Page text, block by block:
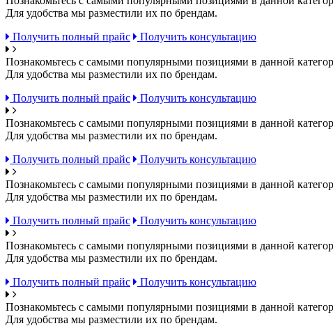
Для удобства мы разместили их по брендам.
Получить полный прайс
Получить консультацию
Познакомьтесь с самыми популярными позициями в данной
Для удобства мы разместили их по брендам.
Получить полный прайс
Получить консультацию
Познакомьтесь с самыми популярными позициями в данной
Для удобства мы разместили их по брендам.
Получить полный прайс
Получить консультацию
Познакомьтесь с самыми популярными позициями в данной
Для удобства мы разместили их по брендам.
Получить полный прайс
Получить консультацию
Познакомьтесь с самыми популярными позициями в данной
Для удобства мы разместили их по брендам.
Получить полный прайс
Получить консультацию
Познакомьтесь с самыми популярными позициями в данной
Для удобства мы разместили их по брендам.